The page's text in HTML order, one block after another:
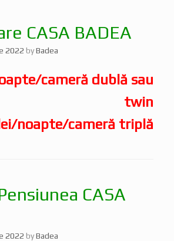
CASA BADEA
2022 byBadea
cameră dublă sau
twin
noapte/cameră triplă
CASA
2022 byBadea